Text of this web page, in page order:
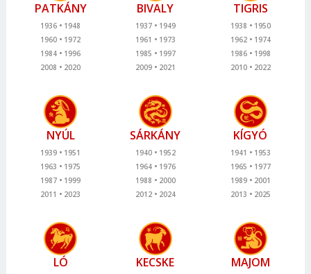
PATKÁNY
1936
1948
1960
1972
1984
1996
2008
2020
BIVALY
1937
1949
1961
1973
1985
1997
2009
2021
TIGRIS
1938
1950
1962
1974
1986
1998
2010
2022
NYÚL
1939
1951
1963
1975
1987
1999
2011
2023
SÁRKÁNY
1940
1952
1964
1976
1988
2000
2012
2024
KÍGYÓ
1941
1953
1965
1977
1989
2001
2013
2025
LÓ KECSKE MAJOM